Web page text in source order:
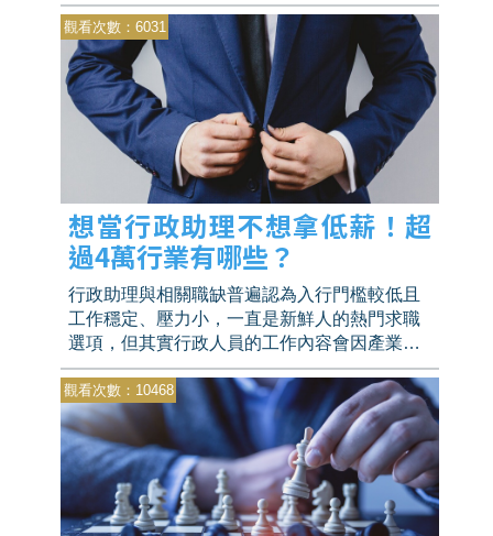
業不再是理工科系制霸，越來越多企業願意花
心力去培養可造人才，哪怕你不是科技專業人
才，也有機會得到入園門票。
觀看次數：6031
想當行政助理不想拿低薪！超
過4萬行業有哪些？
行政助理與相關職缺普遍認為入行門檻較低且
工作穩定、壓力小，一直是新鮮人的熱門求職
選項，但其實行政人員的工作內容會因產業不
同而有差異，入行門檻也因此提高，待遇差距
很大喔！
觀看次數：10468